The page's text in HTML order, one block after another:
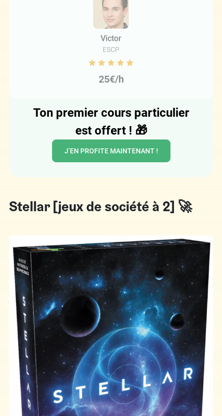
Victor
ESCP
25€/h
Ton premier cours particulier
est offert ! 🎁
J’EN PROFITE MAINTENANT !
Stellar [jeux de société à 2] 🚀